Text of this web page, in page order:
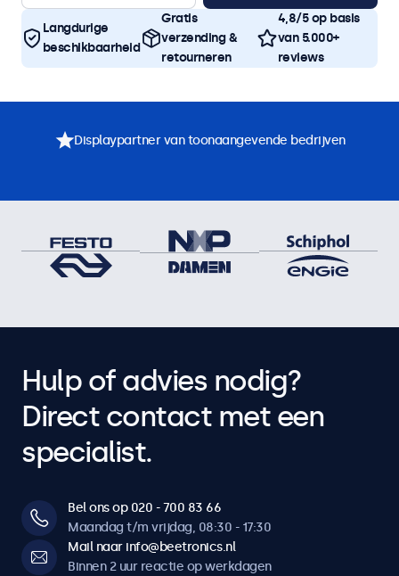
Langdurige
beschikbaarheid
Gratis
verzending &
retourneren
4,8/5 op basis
van 5.000+
reviews
Displaypartner van toonaangevende bedrijven
Hulp of advies nodig?
Direct contact met een
specialist.
Bel ons op 020 - 700 83 66
Maandag t/m vrijdag, 08:30 - 17:30
Mail naar info@beetronics.nl
Binnen 2 uur reactie op werkdagen